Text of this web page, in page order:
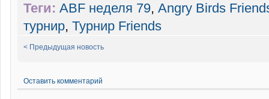
Теги: ABF неделя 79, Angry Birds
турнир, Турнир Friends
< Предыдущая новость
Оставить комментарий